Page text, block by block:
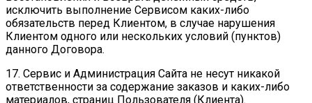
исключить выполнение Сервисом каких-либо
обязательств перед Клиентом, в случае нарушения
Клиентом одного или нескольких условий (пунктов)
данного Договора.
17. Сервис и Администрация Сайта не несут никакой
ответственности за содержание заказов и каких-либо
материалов, страниц Пользователя (Клиента).